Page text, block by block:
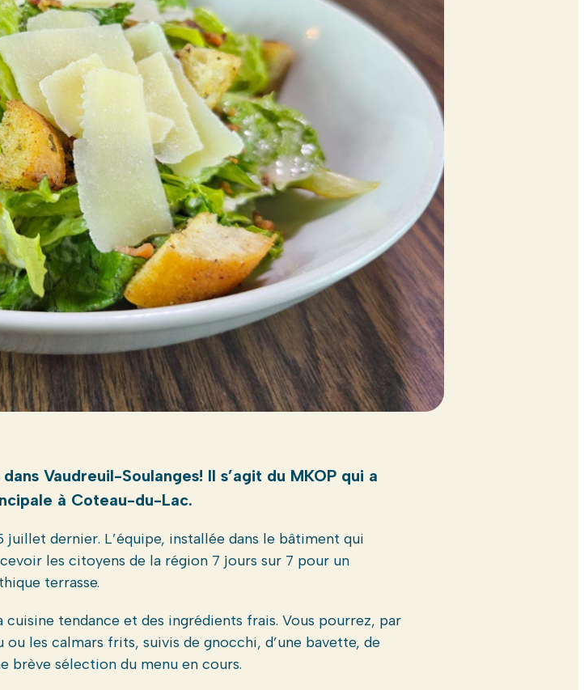
Vaudreuil-Soulanges! Il s’agit du MKOP qui a
à Coteau-du-Lac.
dernier. L’équipe, installée dans le bâtiment qui
les citoyens de la région 7 jours sur 7 pour un
terrasse.
tendance et des ingrédients frais. Vous pourrez, par
les calmars frits, suivis de gnocchi, d’une bavette, de
brève sélection du menu en cours.